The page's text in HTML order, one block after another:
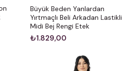
Büyük Beden Yanlardan
Yırtmaçlı Beli Arkadan Lastikli
Midi Bej Rengi Etek
₺1.829,00